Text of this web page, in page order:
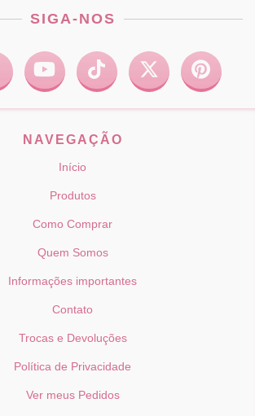
SIGA-NOS
NAVEGAÇÃO
Início
Produtos
Como Comprar
Quem Somos
Informações importantes
Contato
Trocas e Devoluções
Política de Privacidade
Ver meus Pedidos